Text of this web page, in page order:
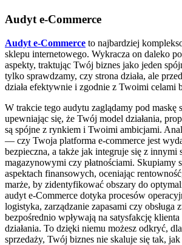
Audyt e-Commerce
Audyt e-Commerce to najbardziej
sklepu internetowego. Wykracza on daleko
aspekty, traktując Twój biznes jako jeden
tylko sprawdzamy, czy strona działa, ale
działa efektywnie i zgodnie z Twoimi celami
W trakcie tego audytu zaglądamy pod maskę
upewniając się, że Twój model działania,
są spójne z rynkiem i Twoimi ambicjami.
— czy Twoja platforma e-commerce jest
bezpieczna, a także jak integruje się z innymi
magazynowymi czy płatnościami. Skupiamy
aspektach finansowych, oceniając
marże, by zidentyfikować obszary do
audyt e-Commerce dotyka procesów
logistyka, zarządzanie zapasami czy obsługa
bezpośrednio wpływają na satysfakcję
działania. To dzięki niemu możesz odkryć,
sprzedaży, Twój biznes nie skaluje się tak, jak